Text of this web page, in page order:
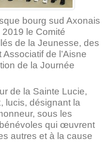
bourg sud Axonais
le Comité
de la Jeunesse, des
de l’Aisne
de la Journée
de la Sainte Lucie,
lucis, désignant la
sous les
qui œuvrent
autres et à la cause